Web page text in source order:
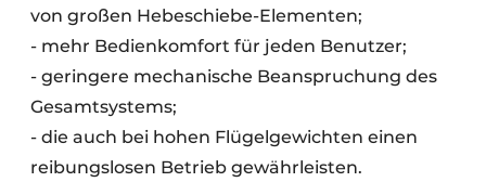
von großen Hebeschiebe-Elementen;
- mehr Bedienkomfort für jeden Benutzer;
- geringere mechanische Beanspruchung des
Gesamtsystems;
- die auch bei hohen Flügelgewichten einen
reibungslosen Betrieb gewährleisten.